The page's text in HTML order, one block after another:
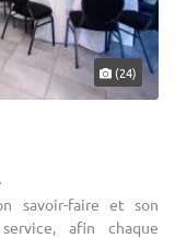
(24)
savoir-faire et son
afin chaque